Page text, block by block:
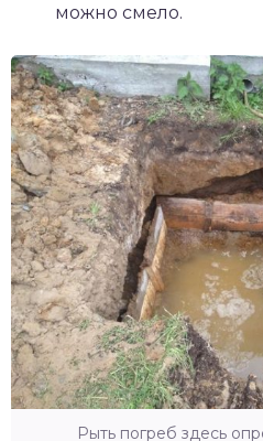
можно смело.
Рыть погреб здесь